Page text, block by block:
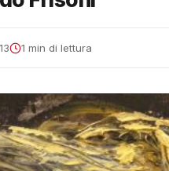
1 min di lettura